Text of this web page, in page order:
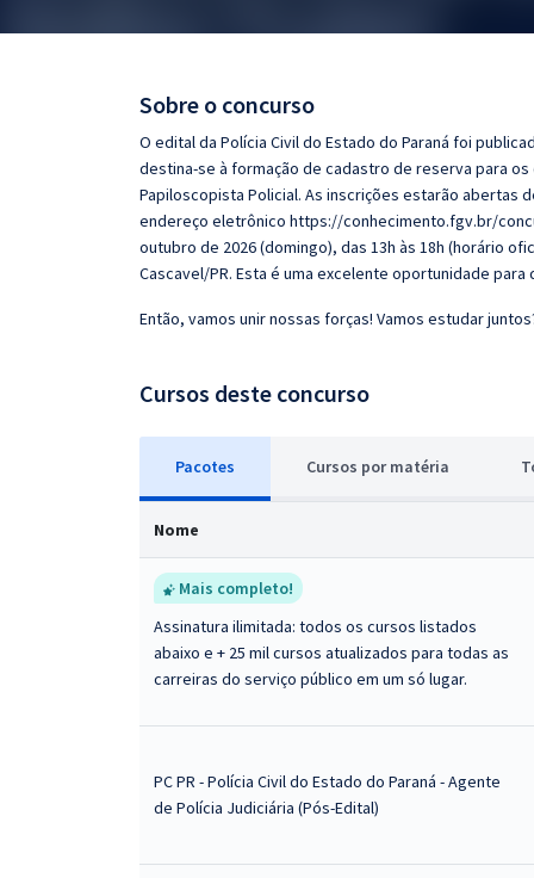
Questões grátis
Sobre o concurso
O edital da Polícia Civil do Estado do Paraná foi
destina-se à formação de cadastro de reserva para
Papiloscopista Policial. As inscrições estarão abertas
endereço eletrônico https://conhecimento.fgv.br/
outubro de 2026 (domingo), das 13h às 18h (horário
Cascavel/PR. Esta é uma excelente oportunidade para
Então, vamos unir nossas forças! Vamos estudar
Cursos deste concurso
Pacotes Cursos por matéria
Nome
Mais completo!
Assinatura ilimitada: todos os cursos listados
abaixo e + 25 mil cursos atualizados para todas as
carreiras do serviço público em um só lugar.
PC PR - Polícia Civil do Estado do Paraná - Agente
de Polícia Judiciária (Pós-Edital)